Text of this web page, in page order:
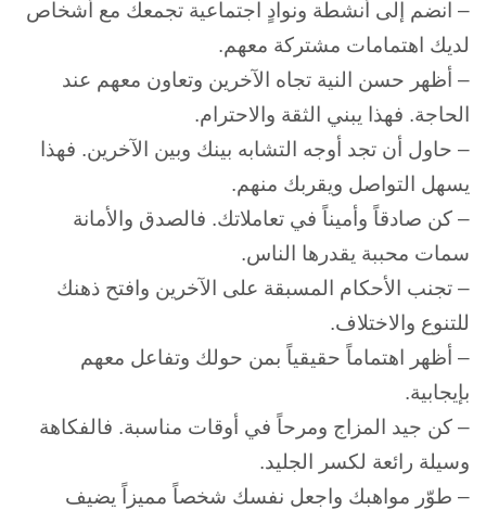
– انضم إلى أنشطة ونوادٍ اجتماعية تجمعك مع أشخاص
لديك اهتمامات مشتركة معهم.
– أظهر حسن النية تجاه الآخرين وتعاون معهم عند
الحاجة. فهذا يبني الثقة والاحترام.
– حاول أن تجد أوجه التشابه بينك وبين الآخرين. فهذا
يسهل التواصل ويقربك منهم.
– كن صادقاً وأميناً في تعاملاتك. فالصدق والأمانة
سمات محببة يقدرها الناس.
– تجنب الأحكام المسبقة على الآخرين وافتح ذهنك
للتنوع والاختلاف.
– أظهر اهتماماً حقيقياً بمن حولك وتفاعل معهم
بإيجابية.
– كن جيد المزاج ومرحاً في أوقات مناسبة. فالفكاهة
وسيلة رائعة لكسر الجليد.
– طوّر مواهبك واجعل نفسك شخصاً مميزاً يضيف